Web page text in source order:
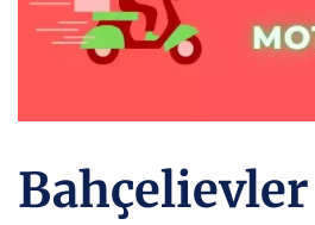
Bahçelievler